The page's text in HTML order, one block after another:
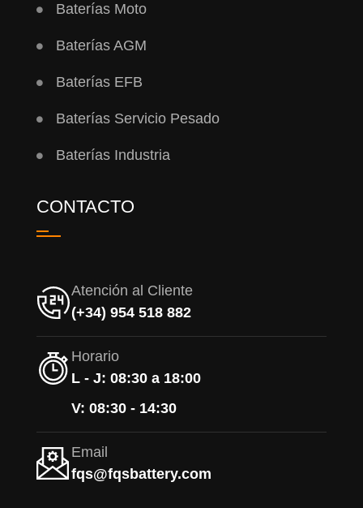
Baterías Moto
Baterías AGM
Baterías EFB
Baterías Servicio Pesado
Baterías Industria
CONTACTO
Atención al Cliente
(+34) 954 518 882
Horario
L - J: 08:30 a 18:00
V: 08:30 - 14:30
Email
fqs@fqsbattery.com